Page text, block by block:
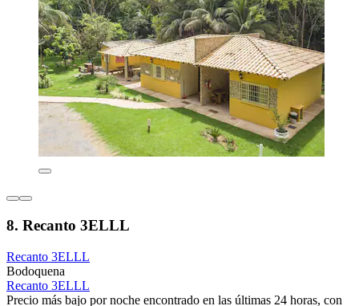
8. Recanto 3ELLL
Recanto 3ELLL
Bodoquena
Recanto 3ELLL
Precio más bajo por noche encontrado en las últimas 24 horas, con